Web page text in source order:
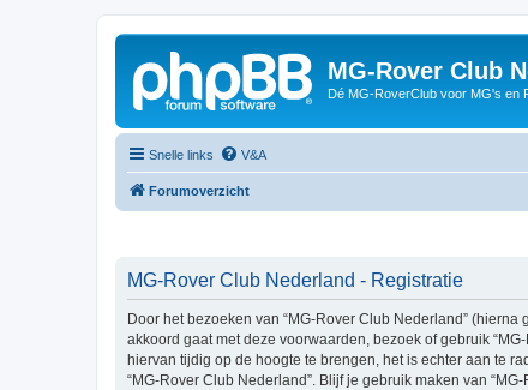
MG-Rover Club
Dé MG-RoverClub voor MG's en
Snelle links V&A
Forumoverzicht
MG-Rover Club Nederland - Registratie
Door het bezoeken van “MG-Rover Club Nederland” (hierna
akkoord gaat met deze voorwaarden, bezoek of gebruik
hiervan tijdig op de hoogte te brengen, het is echter aan te
“MG-Rover Club Nederland”. Blijf je gebruik maken van